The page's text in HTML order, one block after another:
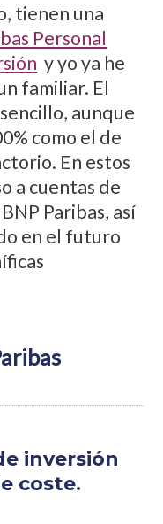
tienen una
Personal
y yo ya he
familiar. El
aunque
como el de
En estos
a cuentas de
Paribas, así
en el futuro
inversión
coste.